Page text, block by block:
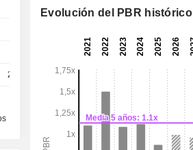
5.116 5.122 5.369
21,90 21,90
2.000.000 2.000.000 -
-
Evolución del PBR histórico